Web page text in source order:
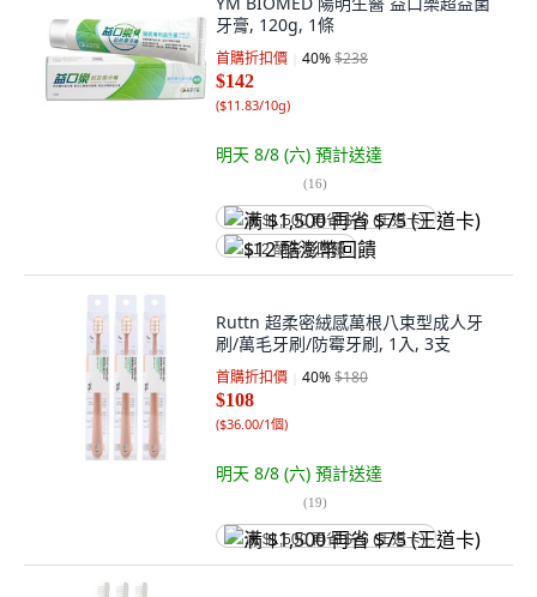
牙膏, 120g, 1條
首購折扣價 40%$238
$142
($11.83/10g)
明天 8/8 (六) 預計送達
(16)
满 $1,500 再省 $75 (王道卡)
$12 酷澎幣回饋
Ruttn 超柔密絨感萬根八束型成人牙
刷/萬毛牙刷/防霉牙刷, 1入, 3支
首購折扣價 40%$180
$108
($36.00/1個)
明天 8/8 (六) 預計送達
(19)
满 $1,500 再省 $75 (王道卡)